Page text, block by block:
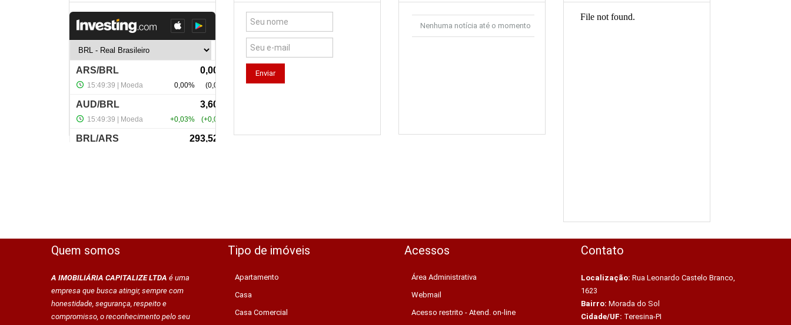
Nenhuma notícia até o momento
Quem somos
A IMOBILIÁRIA CAPITALIZE LTDA é uma
empresa que busca atingir, sempre com
honestidade, segurança, respeito e
compromisso, o reconhecimento pelo seu
Tipo de imóveis
Apartamento
Casa
Casa Comercial
Acessos
Área Administrativa
Webmail
Acesso restrito - Atend. on-line
Contato
Localização: Rua Leonardo Castelo Branco,
1623
Bairro: Morada do Sol
Cidade/UF: Teresina-PI